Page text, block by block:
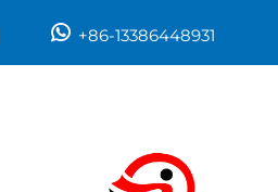
+86-13386448931